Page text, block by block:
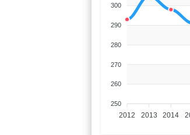
300
290
280
270
260
250
2012 2013 2014